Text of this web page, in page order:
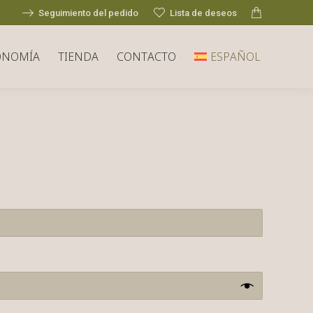
Seguimiento del pedido Lista de deseos
TIENDA CONTACTO ESPAÑOL